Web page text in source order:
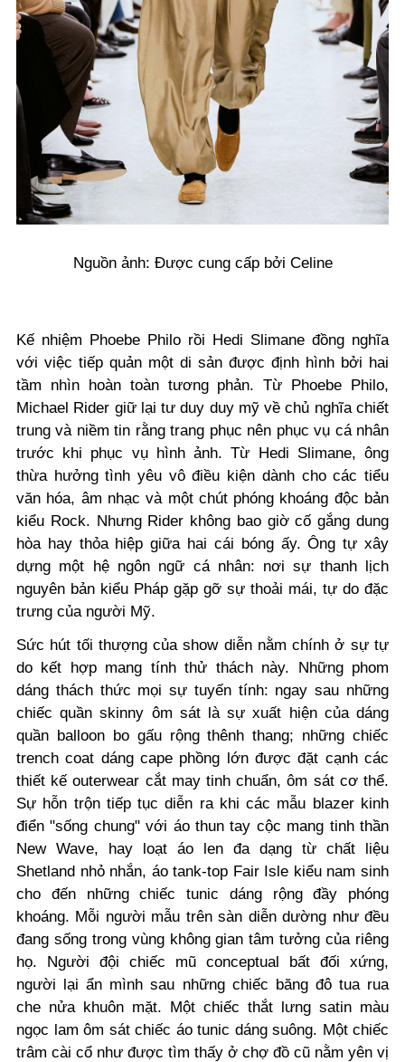
Nguồn ảnh: Được cung cấp bởi Celine
Kế nhiệm Phoebe Philo rồi Hedi Slimane đồng nghĩa
với việc tiếp quản một di sản được định hình bởi hai
tầm nhìn hoàn toàn tương phản. Từ Phoebe Philo,
Michael Rider giữ lại tư duy duy mỹ về chủ nghĩa chiết
trung và niềm tin rằng trang phục nên phục vụ cá nhân
trước khi phục vụ hình ảnh. Từ Hedi Slimane, ông
thừa hưởng tình yêu vô điều kiện dành cho các tiểu
văn hóa, âm nhạc và một chút phóng khoáng độc bản
kiểu Rock. Nhưng Rider không bao giờ cố gắng dung
hòa hay thỏa hiệp giữa hai cái bóng ấy. Ông tự xây
dựng một hệ ngôn ngữ cá nhân: nơi sự thanh lịch
nguyên bản kiểu Pháp gặp gỡ sự thoải mái, tự do đặc
trưng của người Mỹ.
Sức hút tối thượng của show diễn nằm chính ở sự tự
do kết hợp mang tính thử thách này. Những phom
dáng thách thức mọi sự tuyến tính: ngay sau những
chiếc quần skinny ôm sát là sự xuất hiện của dáng
quần balloon bo gấu rộng thênh thang; những chiếc
trench coat dáng cape phồng lớn được đặt cạnh các
thiết kế outerwear cắt may tinh chuẩn, ôm sát cơ thể.
Sự hỗn trộn tiếp tục diễn ra khi các mẫu blazer kinh
điển "sống chung" với áo thun tay cộc mang tinh thần
New Wave, hay loạt áo len đa dạng từ chất liệu
Shetland nhỏ nhắn, áo tank-top Fair Isle kiểu nam sinh
cho đến những chiếc tunic dáng rộng đầy phóng
khoáng. Mỗi người mẫu trên sàn diễn dường như đều
đang sống trong vùng không gian tâm tưởng của riêng
họ. Người đội chiếc mũ conceptual bất đối xứng,
người lại ẩn mình sau những chiếc băng đô tua rua
che nửa khuôn mặt. Một chiếc thắt lưng satin màu
ngọc lam ôm sát chiếc áo tunic dáng suông. Một chiếc
trâm cài cổ như được tìm thấy ở chợ đồ cũ nằm yên vị